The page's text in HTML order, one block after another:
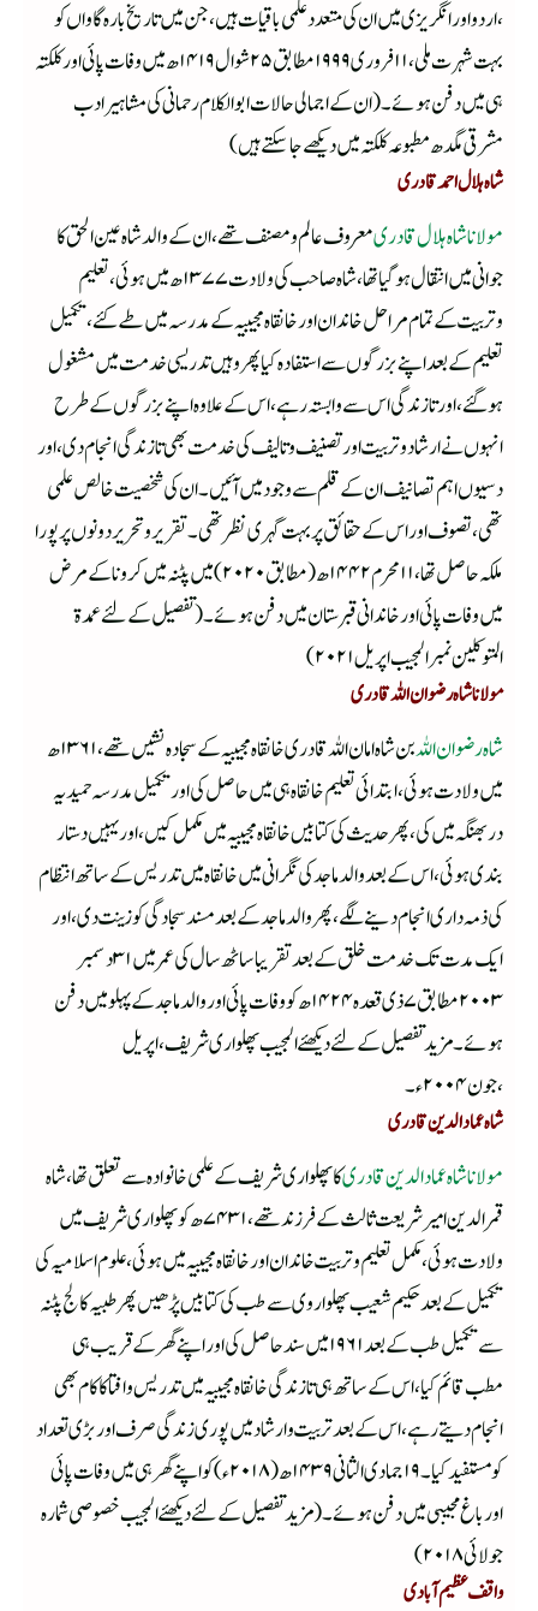
،اردو اور انگریزی میں ان کی متعدد علمی باقیات ہیں ،جن میں تاریخ بارہ گاواں کو
بہت شہرت ملی،۱۱فروری۱۹۹۹مطابق۲۵شوال۱۴۱۹ھ میں وفات پائی اور کلکتہ
ہی میں دفن ہوئے ۔(ان کے اجمالی حالات ابوالکلام رحمانی کی مشاہیر ادب
مشرقی مگدھ مطبوعہ کلکتہ میں دیکھے جاسکتے ہیں )
شاہ ہلال احمد قادری
مولانا شاہ ہلال قادریمعروف عالم ومصنف تھے ،ان کے والد شاہ عین الحق کا
جوانی میں انتقال ہوگیا تھا،شاہ صاحب کی ولادت ۱۳۷۷ھ میں ہوئی ،تعلیم
وتربیت کے تمام مراحل خاندان اور خانقاہ مجیبیہ کے مدرسہ میں طے کئے ،تکمیل
تعلیم کے بعد اپنے بزرگوں سے استفادہ کیا پھر وہیں تدریسی خدمت میں مشغول
ہوگئے ،اور تازندگی اس سے وابستہ رہے ،اس کے علاوہ اپنے بزرگوں کے طرح
انہوں نے ارشاد وتربیت اور تصنیف وتالیف کی خدمت بھی تازندگی انجام دی ،اور
دسیوں اہم تصانیف ان کے قلم سے وجود میں آئیں ۔ا ن کی شخصیت خالص علمی
تھی ،تصوف اور اس کے حقائق پر بہت گہری نظر تھی ۔تقریر وتحریر دونوں پر پورا
ملکہ حاصل تھا ،۱۱محرم ۱۴۴۲ھ (مطابق ۲۰۲۰)میں پٹنہ میں کرونا کے مرض
میں وفات پائی اور خاندانی قبرستان میں دفن ہوئے۔(تفصیل کے لئے عمدۃ
المتوکلین نمبر المجیب اپریل ۲۰۲۱)
مولانا شاہ رضوان اللہ قادری
شاہ رضوان اللہ
بن شاہ امان اللہ قادری خانقاہ مجیبیہ کے سجادہ نشیں تھے ،۱۳۶۱ھ
میں ولادت ہوئی ،ابتدائی تعلیم خانقاہ ہی میں حاصل کی اور تکمیل مدرسہ حمیدیہ
دربھنگہ میں کی ،پھر حدیث کی کتابیں خانقاہ مجیبیہ میں مکمل کیں ،اور یہیں دستار
بندی ہوئی ،اس کے بعد والد ماجد کی نگرانی میں خانقاہ میں تدریس کے ساتھ انتظام
کی ذمہ داری انجا م دینے لگے ،پھر والد ماجد کے بعد مسند سجادگی کو زینت دی ،اور
ایک مدت تک خدمت خلق کے بعد تقریبا ساٹھ سال کی عمر میں ۳۱دسمبر
۲۰۰۳ مطابق ۷ ذی قعدہ ۱۴۲۴ھ کو وفات پائی اور والد ماجد کے پہلو میں دفن
ہوئے ۔مزید تفصیل کے لئے دیکھئے المجیب پھلواری شریف ،اپریل
،جون ۲۰۰۴ء۔
شاہ عماد الدین قادری
مولانا شاہ عماد الدین قادریکا پھلواری شریف کے علمی خانوادہ سے تعلق تھا ،شاہ
قمر الدین امیر شریعت ثالث کے فرزند تھے ،۷۴۳۱ھ کو پھلواری شریف میں
ولادت ہوئی ،مکمل تعلیم وتربیت خاندان اور خانقاہ مجیبیہ میں ہوئی ،علوم اسلامیہ کی
تکمیل کے بعد حکیم شعیب پھلواروی سے طب کی کتابیں پڑھیں پھر طبیہ کالج پٹنہ
سے تکمیل طب کے بعد ۱۹۶۱ میں سند حاصل کی اور اپنے گھر کے قریب ہی
مطب قائم کیا ،اس کے ساتھ ہی تا زندگی خانقاہ مجیبیہ میں تدریس وافتا کاکام بھی
انجام دیتے رہے ،اس کے بعد تربیت وارشاد میں پوری زندگی صرف اوربڑی تعداد
کو مستفید کیا ۔۱۹جمادی الثانی ۱۴۳۹ھ (۲۰۱۸ء)کو اپنے گھر ہی میں وفات پائی
اور باغ مجیبی میں دفن ہوئے ۔(مزید تفصیل کے لئے دیکھئے المجیب خصوصی شمارہ
جولائی ۲۰۱۸)
واقف عظیم آبادی